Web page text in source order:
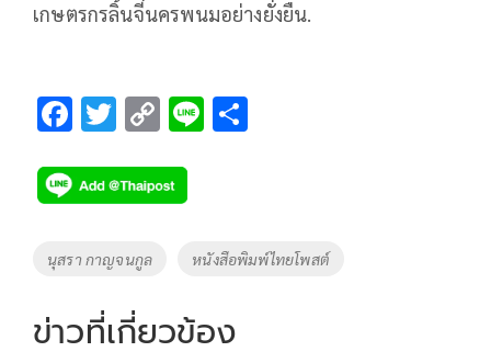
เกษตรกรลิ้นจี่นครพนมอย่างยั่งยืน.
F
e
b
o
k
T
tt
er
C
p
y
k
Li
Tags
นุสรา กาญจนกูล หนังสือพิมพ์ไทยโพสต์
ข่าวที่เกี่ยวข้อง